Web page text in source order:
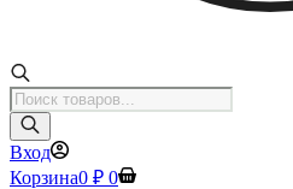
Поиск
товаров
Вход
Корзина0 ₽ 0